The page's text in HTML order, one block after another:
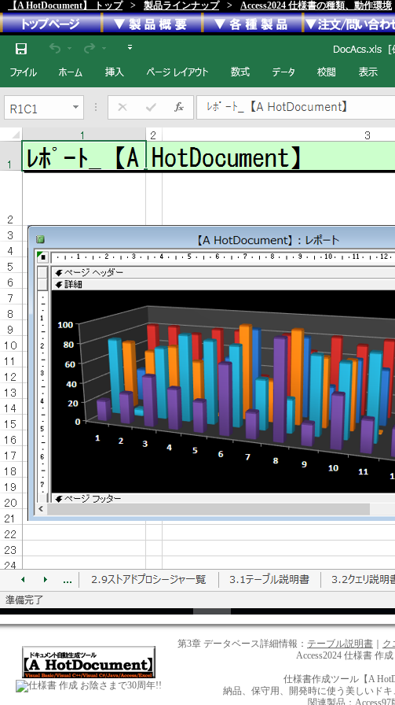
【A HotDocument】 トップ > 製品ラインナップ > Access2024 仕様書の種類、動作環境
お陰さまで30周年!!
第3章 データベース詳細情報： テーブル説明書 ク
Access2024 仕様書 作
仕様書作成ツール【A
納品、保守用、開発時に使う美しいドキ
関連製品： Access97